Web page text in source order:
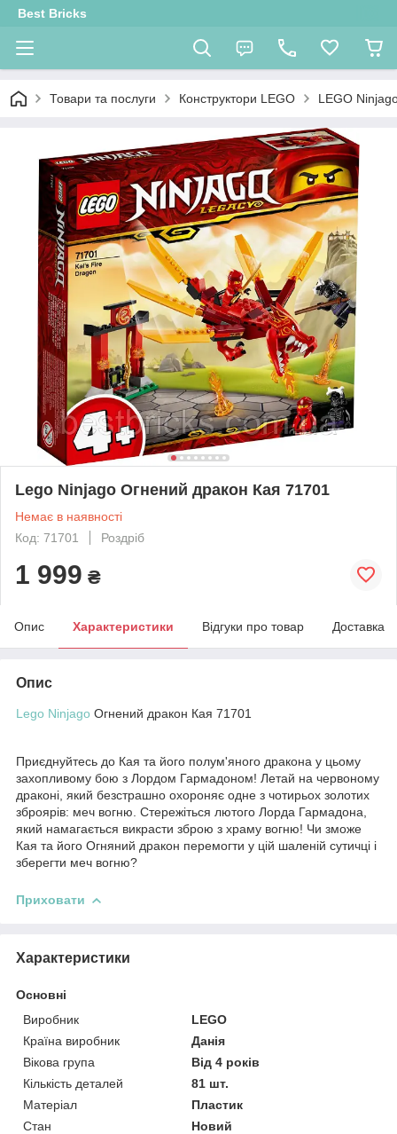
Best Bricks
Товари та послуги Конструктори LEGO LEGO
Lego Ninjago Огнений дракон Кая 71701
Немає в наявності
Код: 71701
Роздріб
1 999 ₴
Опис Характеристики Відгуки про товар Доставка
Опис
Lego Ninjago Огнений дракон Кая 71701
Приєднуйтесь до Кая та його полум'яного дракона у цьому
захопливому бою з Лордом Гармадоном! Летай на червоному
драконі, який безстрашно охороняє одне з чотирьох золотих
зброярів: меч вогню. Стережіться лютого Лорда Гармадона,
який намагається викрасти зброю з храму вогню! Чи зможе
Кая та його Огняний дракон перемогти у цій шаленій сутичці і
зберегти меч вогню?
Приховати
Характеристики
Основні
Виробник
LEGO
Країна виробник
Данія
Вікова група
Від 4 років
Кількість деталей
81 шт.
Матеріал
Пластик
Стан
Новий